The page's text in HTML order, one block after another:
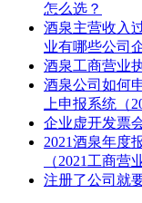
怎么选？
酒泉主营收入
业有哪些公司
酒泉工商营业
酒泉公司如何
上申报系统（
企业虚开发票
2021酒泉年度
（2021工商营
注册了公司就